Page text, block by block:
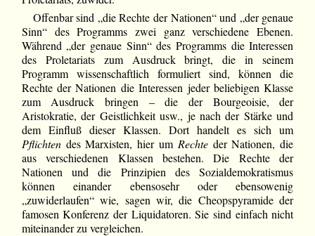
Offenbar sind „die Rechte der Nationen“ und „der genaue
Sinn“ des Programms zwei ganz verschiedene Ebenen.
Während „der genaue Sinn“ des Programms die Interessen
des Proletariats zum Ausdruck bringt, die in seinem
Programm wissenschaftlich formuliert sind, können die
Rechte der Nationen die Interessen jeder beliebigen Klasse
zum Ausdruck bringen – die der Bourgeoisie, der
Aristokratie, der Geistlichkeit usw., je nach der Stärke und
dem Einfluß dieser Klassen. Dort handelt es sich um
Pflichtendes Marxisten, hier um Rechteder Nationen, die
aus verschiedenen Klassen bestehen. Die Rechte der
Nationen und die Prinzipien des Sozialdemokratismus
können einander ebensosehr oder ebensowenig
„zuwiderlaufen“ wie, sagen wir, die Cheopspyramide der
famosen Konferenz der Liquidatoren. Sie sind einfach nicht
miteinander zu vergleichen.